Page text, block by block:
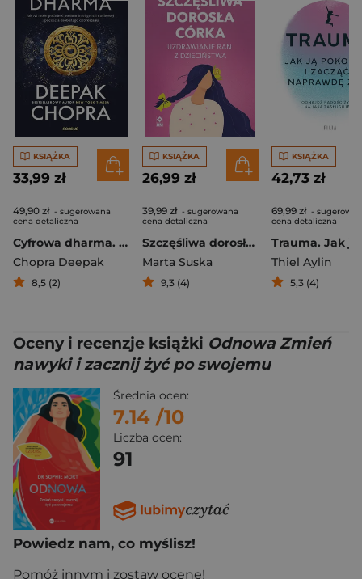
KSIĄŻKA
33,99 zł
49,90 zł - sugerowana
cena detaliczna
Cyfrowa dharma. Jak AI może podnieść poziom inteligencji duchowej i poczucia osobistego dobrostanu
Chopra Deepak
8,5 (2)
KSIĄŻKA
26,99 zł
39,99 zł - sugerowana
cena detaliczna
Szczęśliwa dorosła córka Uzdrawianie ran z dzieciństwa
Marta Suska
9,3 (4)
KSIĄŻKA
42,73 zł
69,99 zł -
cena detaliczna
Thiel Aylin
5,3 (4)
Oceny i recenzje książki Odnowa Zmień
nawyki i zacznij żyć po swojemu
Średnia ocen:
7.14 /10
Liczba ocen:
91
Powiedz nam, co myślisz!
Pomóż innym i zostaw ocenę!